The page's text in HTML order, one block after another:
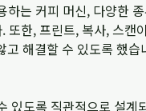
는 커피 머신, 다양한
한, 프린트, 복사, 스캔
해결할 수 있도록 했습
있도록 직관적으로 설계